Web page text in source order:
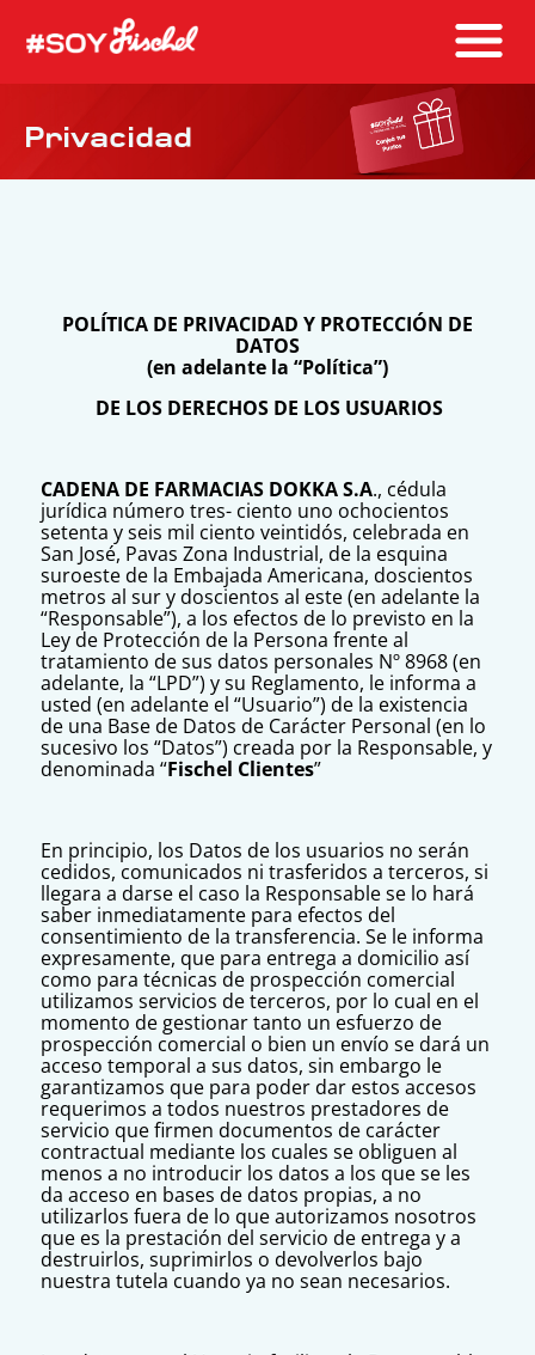
Privacidad
POLÍTICA DE PRIVACIDAD Y PROTECCIÓN DE
DATOS
(en adelante la “Política”)
DE LOS DERECHOS DE LOS USUARIOS
CADENA DE FARMACIAS DOKKA S.A., cédula
jurídica número tres- ciento uno ochocientos
setenta y seis mil ciento veintidós, celebrada en
San José, Pavas Zona Industrial, de la esquina
suroeste de la Embajada Americana, doscientos
metros al sur y doscientos al este (en adelante la
“Responsable”), a los efectos de lo previsto en la
Ley de Protección de la Persona frente al
tratamiento de sus datos personales Nº 8968 (en
adelante, la “LPD”) y su Reglamento, le informa a
usted (en adelante el “Usuario”) de la existencia
de una Base de Datos de Carácter Personal (en lo
sucesivo los “Datos”) creada por la Responsable, y
denominada “Fischel Clientes”
En principio, los Datos de los usuarios no serán
cedidos, comunicados ni trasferidos a terceros, si
llegara a darse el caso la Responsable se lo hará
saber inmediatamente para efectos del
consentimiento de la transferencia. Se le informa
expresamente, que para entrega a domicilio así
como para técnicas de prospección comercial
utilizamos servicios de terceros, por lo cual en el
momento de gestionar tanto un esfuerzo de
prospección comercial o bien un envío se dará un
acceso temporal a sus datos, sin embargo le
garantizamos que para poder dar estos accesos
requerimos a todos nuestros prestadores de
servicio que firmen documentos de carácter
contractual mediante los cuales se obliguen al
menos a no introducir los datos a los que se les
da acceso en bases de datos propias, a no
utilizarlos fuera de lo que autorizamos nosotros
que es la prestación del servicio de entrega y a
destruirlos, suprimirlos o devolverlos bajo
nuestra tutela cuando ya no sean necesarios.